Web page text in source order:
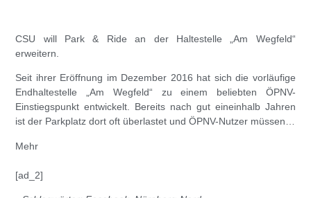
CSU will Park & Ride an der Haltestelle „Am Wegfeld“
erweitern.
Seit ihrer Eröffnung im Dezember 2016 hat sich die vorläufige
Endhaltestelle „Am Wegfeld“ zu einem beliebten ÖPNV-
Einstiegspunkt entwickelt. Bereits nach gut eineinhalb Jahren
ist der Parkplatz dort oft überlastet und ÖPNV-Nutzer müssen…
Mehr
[ad_2]